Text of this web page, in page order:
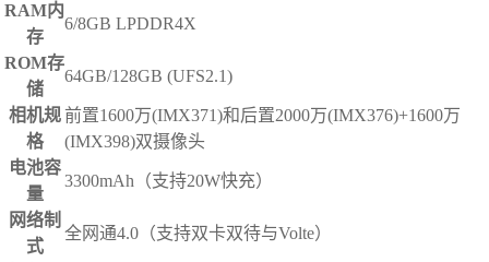
RAM内
存
6/8GB LPDDR4X
ROM存
储
64GB/128GB (UFS2.1)
相机规
格
前置1600万(IMX371)和后置2000万(IMX376)+1600万
(IMX398)双摄像头
电池容
量
3300mAh（支持20W快充）
网络制
式
全网通4.0（支持双卡双待与Volte）